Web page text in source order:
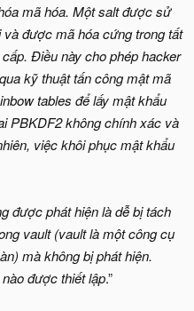
mã hóa. Một salt được sử
được mã hóa cứng trong tất
Điều này cho phép hacker
kỹ thuật tấn công mật mã
tables để lấy mật khẩu
PBKDF2 không chính xác và
việc khôi phục mật khẩu
được phát hiện là dễ bị tách
vault (vault là một công cụ
mà không bị phát hiện.
được thiết lập.”